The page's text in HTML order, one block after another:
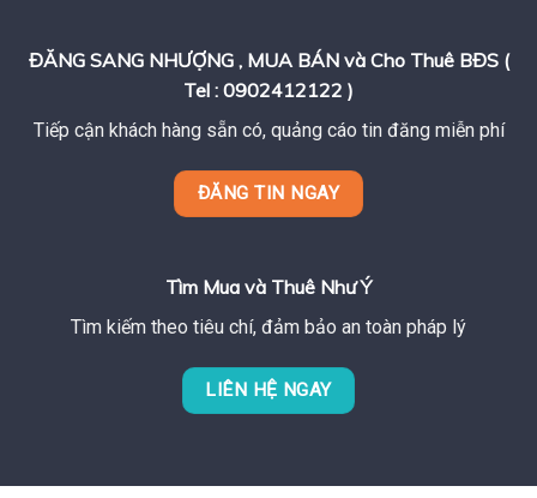
ĐĂNG SANG NHƯỢNG , MUA BÁN và Cho Thuê BĐS (
Tel : 0902412122 )
Tiếp cận khách hàng sẵn có, quảng cáo tin đăng miễn phí
ĐĂNG TIN NGAY
Tìm Mua và Thuê Như Ý
Tìm kiếm theo tiêu chí, đảm bảo an toàn pháp lý
LIÊN HỆ NGAY